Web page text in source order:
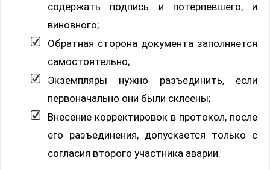
содержать подпись и потерпевшего, и
виновного;
Обратная сторона документа заполняется
самостоятельно;
Экземпляры нужно разъединить, если
первоначально они были склеены;
Внесение корректировок в протокол, после
его разъединения, допускается только с
согласия второго участника аварии.